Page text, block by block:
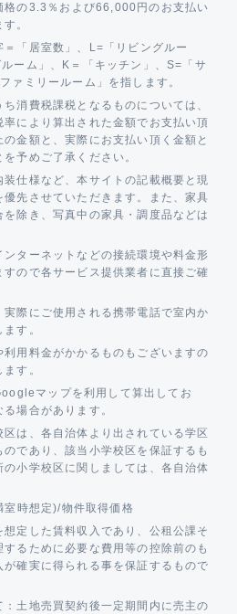
格の3.3％および66,000円のお支払い
。
「居室数」、L=「リビングルー
ーム」、K＝「キッチン」、S=「サ
ァミリールーム」を指します。
消費税課税となるものについては、
により算出された金額でお支払い頂
金額と、実際にお支払い頂く金額と
予めご了承ください。
仕様など、本サイトの記載概要と現
先させていただきます。また、家具
除き、写真中の家具・調度品などは
ターネットなどの接続環境や料金形
ので各サービス提供業者に直接ご確
際にご使用される携帯電話で室内か
す。
用料金がかかるものもございますの
す。
マップを利用して算出してお
場合があります。
は、各自治体より出されている学区
であり、該当小学校区を保証するも
小学校区に関しましては、各自治体
時想定)/物件取得価格
定した賃料収入であり、公租公課そ
るために必要な費用等の控除前のも
確実に得られる事を保証するもので
土地売買契約後一定期間内に売主の